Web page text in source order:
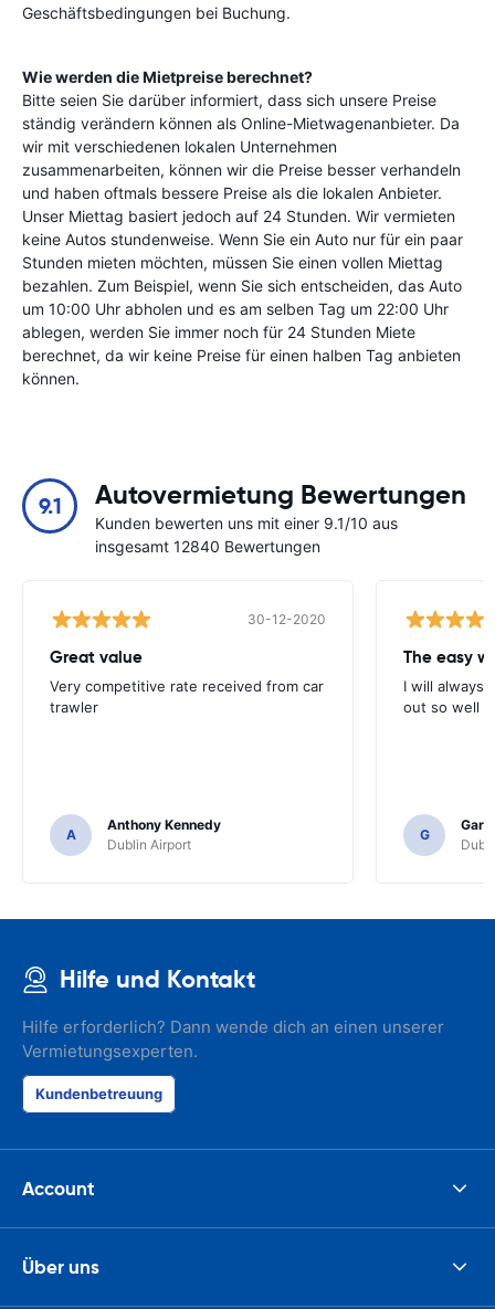
Geschäftsbedingungen bei Buchung.
Wie werden die Mietpreise berechnet?
Bitte seien Sie darüber informiert, dass sich unsere Preise
ständig verändern können als Online-Mietwagenanbieter. Da
wir mit verschiedenen lokalen Unternehmen
zusammenarbeiten, können wir die Preise besser verhandeln
und haben oftmals bessere Preise als die lokalen Anbieter.
Unser Miettag basiert jedoch auf 24 Stunden. Wir vermieten
keine Autos stundenweise. Wenn Sie ein Auto nur für ein paar
Stunden mieten möchten, müssen Sie einen vollen Miettag
bezahlen. Zum Beispiel, wenn Sie sich entscheiden, das Auto
um 10:00 Uhr abholen und es am selben Tag um 22:00 Uhr
ablegen, werden Sie immer noch für 24 Stunden Miete
berechnet, da wir keine Preise für einen halben Tag anbieten
können.
9.1 Autovermietung Bewertungen
Kunden bewerten uns mit einer 9.1/10 aus
insgesamt 12840 Bewertungen
30-12-2020
Great value
Very competitive rate received from car
trawler
A
Anthony Kennedy
Dublin Airport
I will always
out so well
G
Gary
Hilfe und Kontakt
Hilfe erforderlich? Dann wende dich an einen unserer
Vermietungsexperten.
Kundenbetreuung
Account
Über uns